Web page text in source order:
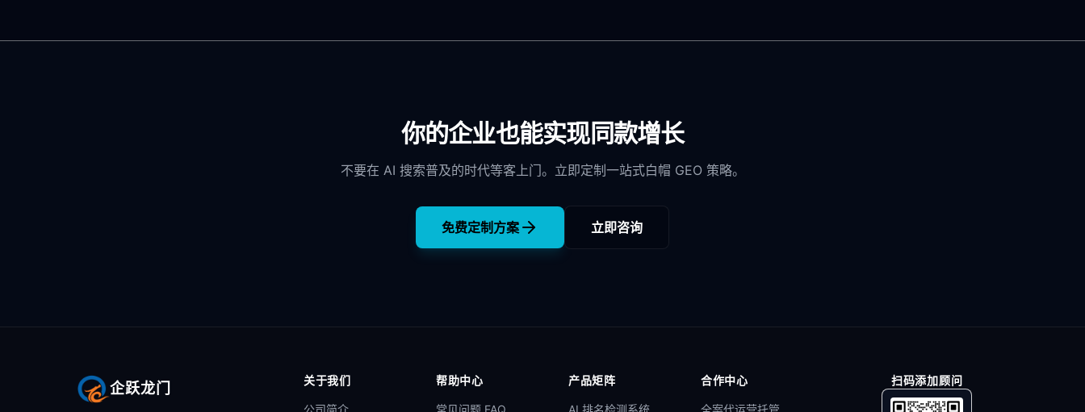
你的企业也能实现同款增长
不要在 AI 搜索普及的时代等客上门。立即定制一站式白帽 GEO 策略。
免费定制方案 立即咨询
企跃龙门 关于我们
公司简介
帮助中心
常见问题 FAQ
产品矩阵
AI 排名检测系统
合作中心
全案代运营托管
扫码添加顾问